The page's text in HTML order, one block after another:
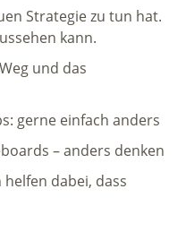
Strategie zu tun hat.
kann.
und das
gerne einfach anders
– anders denken
dabei, dass